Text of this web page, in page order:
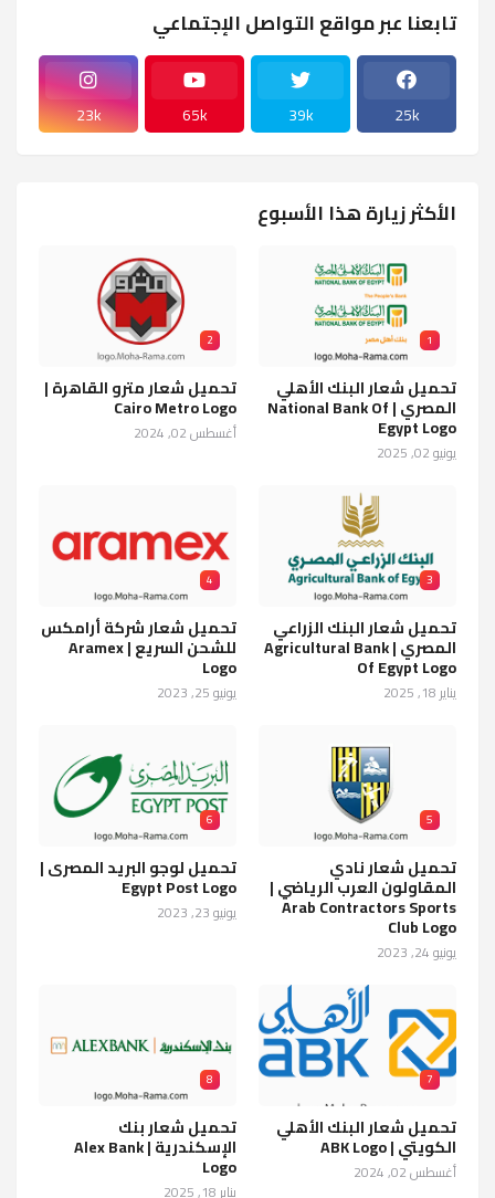
تابعنا عبر مواقع التواصل الإجتماعي
25k
39k
65k
23k
الأكثر زيارة هذا الأسبوع
1
تحميل شعار البنك الأهلي
المصري | National Bank Of
Egypt Logo
يونيو 02, 2025
2
تحميل شعار مترو القاهرة |
Cairo Metro Logo
أغسطس 02, 2024
3
تحميل شعار البنك الزراعي
المصري | Agricultural Bank
Of Egypt Logo
يناير 18, 2025
4
تحميل شعار شركة أرامكس
للشحن السريع | Aramex
Logo
يونيو 25, 2023
5
تحميل شعار نادي
المقاولون العرب الرياضي |
Arab Contractors Sports
Club Logo
يونيو 24, 2023
6
تحميل لوجو البريد المصرى |
Egypt Post Logo
يونيو 23, 2023
7
تحميل شعار البنك الأهلي
الكويتي | ABK Logo
أغسطس 02, 2024
8
تحميل شعار بنك
الإسكندرية | Alex Bank
Logo
يناير 18, 2025